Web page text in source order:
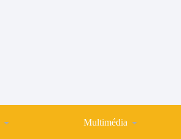
Multimédia